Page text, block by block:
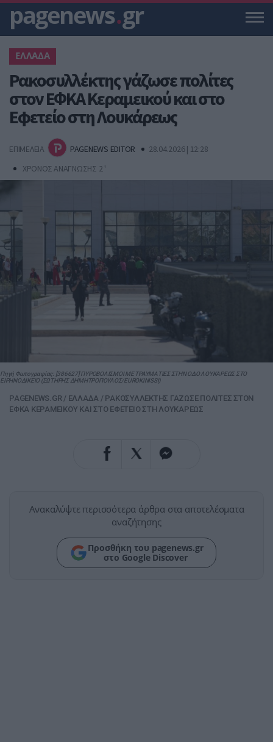
pagenews.gr
ΕΛΛΑΔΑ
Ρακοσυλλέκτης γάζωσε πολίτες
στον ΕΦΚΑ Κεραμεικού και στο
Εφετείο στη Λουκάρεως
ΕΠΙΜΕΛΕΙΑ PAGENEWS EDITOR
28.04.2026 | 12:28
ΧΡΟΝΟΣ ΑΝΑΓΝΩΣΗΣ 2 '
Πηγή Φωτογραφίας: [386627] ΠΥΡΟΒΟΛΙΣΜΟΙ ΜΕ ΤΡΑΥΜΑΤΙΕΣ ΣΤΗΝ ΟΔΟ ΛΟΥΚΑΡΕΩΣ ΣΤΟ
ΕΙΡΗΝΟΔΙΚΕΙΟ (ΣΩΤΗΡΗΣ ΔΗΜΗΤΡΟΠΟΥΛΟΣ/EUROKINISSI)
PAGENEWS.GR/ ΕΛΛΑΔΑ / ΡΑΚΟΣΥΛΛΕΚΤΗΣ ΓΑΖΩΣΕ ΠΟΛΙΤΕΣ ΣΤΟΝ
ΕΦΚΑ ΚΕΡΑΜΕΙΚΟΥ ΚΑΙ ΣΤΟ ΕΦΕΤΕΙΟ ΣΤΗ ΛΟΥΚΑΡΕΩΣ
Ανακαλύψτε περισσότερα άρθρα στα αποτελέσματα
αναζήτησης
Προσθήκη του pagenews.gr
στο Google Discover